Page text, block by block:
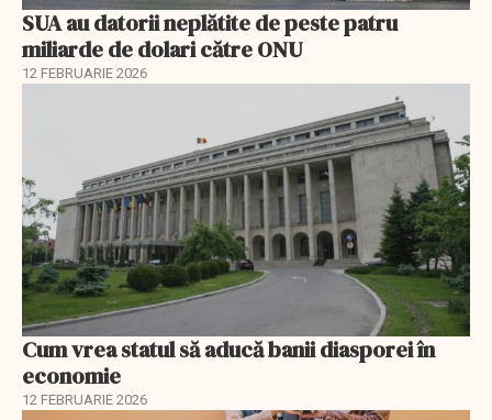
SUA au datorii neplătite de peste patru
miliarde de dolari către ONU
12 FEBRUARIE 2026
Cum vrea statul să aducă banii diasporei în
economie
12 FEBRUARIE 2026